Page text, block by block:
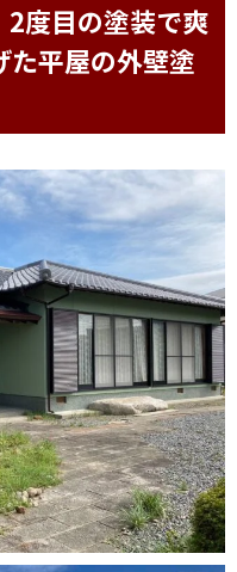
度目の塗装で爽
た平屋の外壁塗